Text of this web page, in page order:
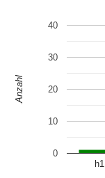
h1
0
10
20
30
40
Anzahl